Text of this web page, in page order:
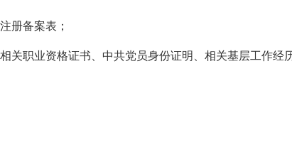
册备案表；
职业资格证书、中共党员身份证明、相关基层工作经